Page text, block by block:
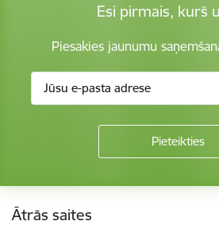
Esi pirmais, kurš
Piesakies jaunumu
Kājene
Ātrās saites